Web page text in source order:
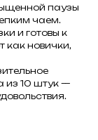
паузы
чаем.
и готовы к
как новички,
из 10 штук —